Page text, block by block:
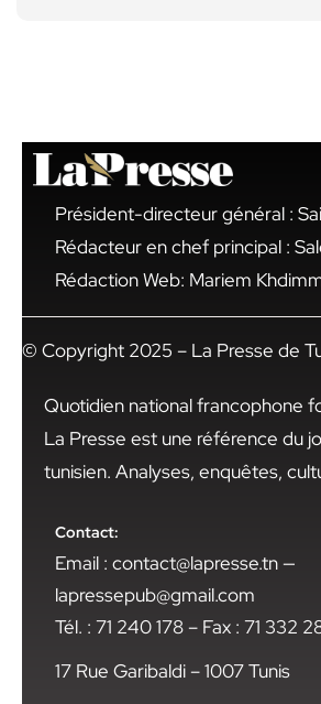
Président-directeur général :
Rédacteur en chef principal :
Rédaction Web: Mariem
© Copyright 2025 – La Presse de
Quotidien national francophone
La Presse est une référence du
tunisien. Analyses, enquêtes,
Contact:
Email : contact@lapresse.tn —
lapressepub@gmail.com
Tél. : 71 240 178 – Fax : 71 332
17 Rue Garibaldi – 1007 Tunis